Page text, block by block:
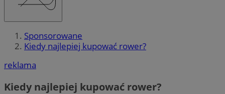
Sponsorowane
Kiedy najlepiej kupować rower?
reklama
Kiedy najlepiej kupować rower?